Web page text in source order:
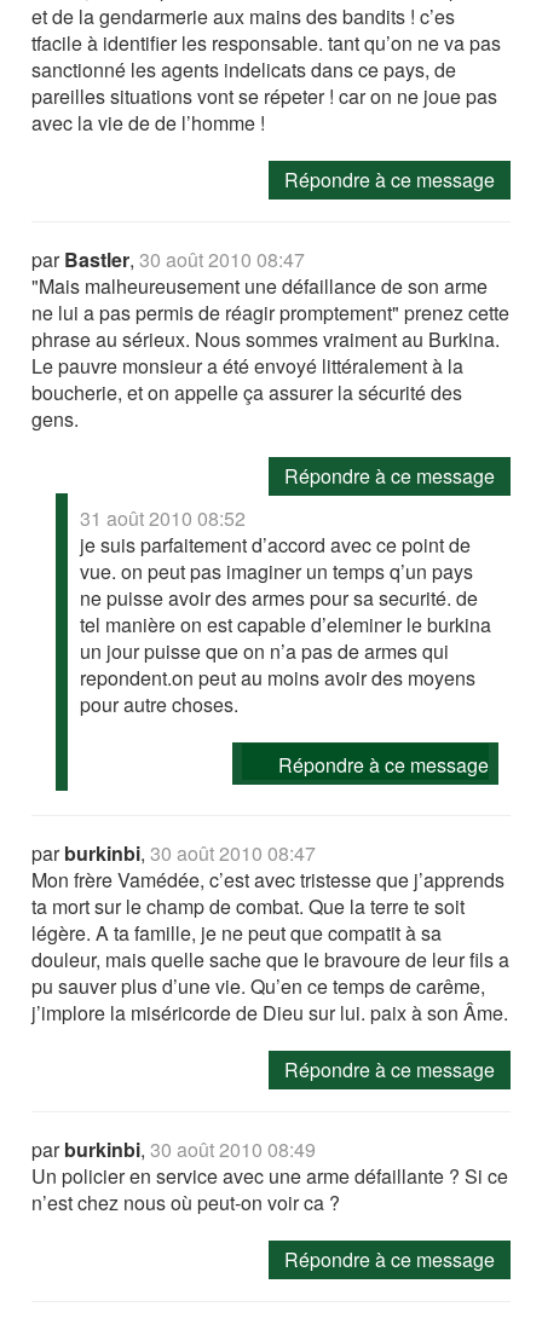
et de la gendarmerie aux mains des bandits ! c’es
tfacile à identifier les responsable. tant qu’on ne va pas
sanctionné les agents indelicats dans ce pays, de
pareilles situations vont se répeter ! car on ne joue pas
avec la vie de de l’homme !
Répondre à ce message
parBastler,30 août 2010 08:47
"Mais malheureusement une défaillance de son arme
ne lui a pas permis de réagir promptement" prenez cette
phrase au sérieux. Nous sommes vraiment au Burkina.
Le pauvre monsieur a été envoyé littéralement à la
boucherie, et on appelle ça assurer la sécurité des
gens.
Répondre à ce message
31 août 2010 08:52
je suis parfaitement d’accord avec ce point de
vue. on peut pas imaginer un temps q’un pays
ne puisse avoir des armes pour sa securité. de
tel manière on est capable d’eleminer le burkina
un jour puisse que on n’a pas de armes qui
repondent.on peut au moins avoir des moyens
pour autre choses.
Répondre à ce message
parburkinbi,30 août 2010 08:47
Mon frère Vamédée, c’est avec tristesse que j’apprends
ta mort sur le champ de combat. Que la terre te soit
légère. A ta famille, je ne peut que compatit à sa
douleur, mais quelle sache que le bravoure de leur fils a
pu sauver plus d’une vie. Qu’en ce temps de carême,
j’implore la miséricorde de Dieu sur lui. paix à son Âme.
Répondre à ce message
parburkinbi,30 août 2010 08:49
Un policier en service avec une arme défaillante ? Si ce
n’est chez nous où peut-on voir ca ?
Répondre à ce message